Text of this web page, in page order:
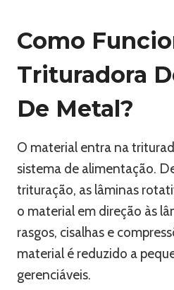
Como
Trituradora
De Metal?
O material entra na
sistema de alimentação.
trituração, as lâminas
o material em direção às
rasgos, cisalhas e
material é reduzido a
gerenciáveis.